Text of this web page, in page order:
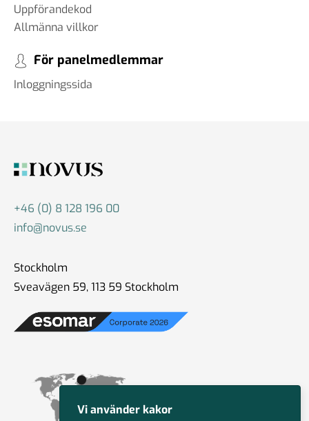
Uppförandekod
Allmänna villkor
För panelmedlemmar
Inloggningssida
+46 (0) 8 128 196 00
info@novus.se
Stockholm
Sveavägen 59, 113 59 Stockholm
Vi använder kakor